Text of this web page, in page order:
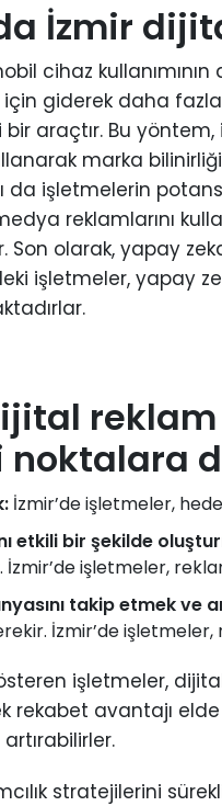
İzmir
cihaz
giderek daha fazla
araçtır. Bu
marka
da işletmelerin
reklamlarını
olarak, yapay
işletmeler,
noktalara
İzmir’de işletmeler,
etkili bir şekilde
İzmir’de işletmeler,
takip etmek ve
İzmir’de
işletmeler,
rekabet avantajı
stratejilerini